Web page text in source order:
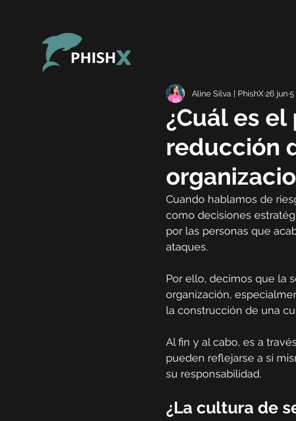
¿Cuál es
reducción
Aline Silva | PhishX26 jun5
Cuando hablamos de
como decisiones
por las personas que
ataques.
Por ello, decimos que la
organización,
la construcción de una
Al fin y al cabo, es a
pueden reflejarse a sí
su responsabilidad.
¿La cultura de